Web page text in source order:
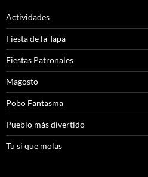
Actividades
Fiesta de la Tapa
Fiestas Patronales
Magosto
Pobo Fantasma
Pueblo más divertido
Tu si que molas